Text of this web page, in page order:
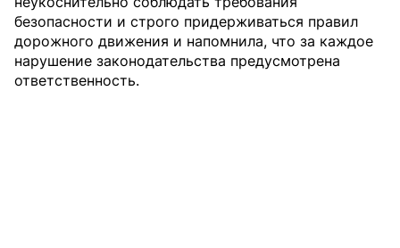
безопасности и строго придерживаться правил
дорожного движения и напомнила, что за каждое
нарушение законодательства предусмотрена
ответственность.